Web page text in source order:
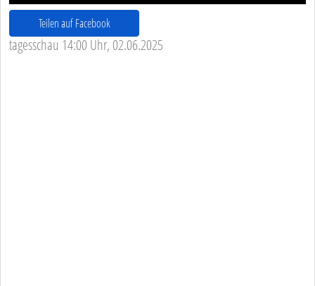
Teilen auf Facebook
tagesschau 14:00 Uhr, 02.06.2025